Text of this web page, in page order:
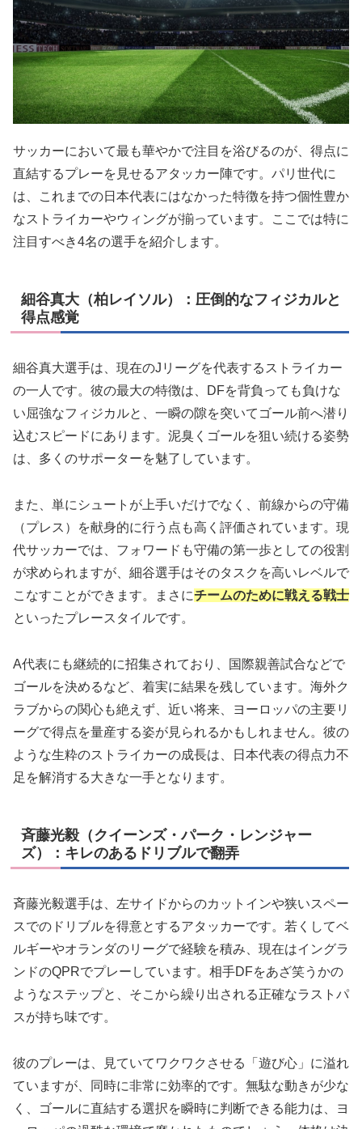
サッカーにおいて最も華やかで注目を浴びるのが、得点に
直結するプレーを見せるアタッカー陣です。パリ世代に
は、これまでの日本代表にはなかった特徴を持つ個性豊か
なストライカーやウィングが揃っています。ここでは特に
注目すべき4名の選手を紹介します。
細谷真大（柏レイソル）：圧倒的なフィジカルと
得点感覚
細谷真大選手は、現在のJリーグを代表するストライカー
の一人です。彼の最大の特徴は、DFを背負っても負けな
い屈強なフィジカルと、一瞬の隙を突いてゴール前へ潜り
込むスピードにあります。泥臭くゴールを狙い続ける姿勢
は、多くのサポーターを魅了しています。
また、単にシュートが上手いだけでなく、前線からの守備
（プレス）を献身的に行う点も高く評価されています。現
代サッカーでは、フォワードも守備の第一歩としての役割
が求められますが、細谷選手はそのタスクを高いレベルで
こなすことができます。まさにチームのために戦える戦士
といったプレースタイルです。
A代表にも継続的に招集されており、国際親善試合などで
ゴールを決めるなど、着実に結果を残しています。海外ク
ラブからの関心も絶えず、近い将来、ヨーロッパの主要リ
ーグで得点を量産する姿が見られるかもしれません。彼の
ような生粋のストライカーの成長は、日本代表の得点力不
足を解消する大きな一手となります。
斉藤光毅（クイーンズ・パーク・レンジャー
ズ）：キレのあるドリブルで翻弄
斉藤光毅選手は、左サイドからのカットインや狭いスペー
スでのドリブルを得意とするアタッカーです。若くしてベ
ルギーやオランダのリーグで経験を積み、現在はイングラ
ンドのQPRでプレーしています。相手DFをあざ笑うかの
ようなステップと、そこから繰り出される正確なラストパ
スが持ち味です。
彼のプレーは、見ていてワクワクさせる「遊び心」に溢れ
ていますが、同時に非常に効率的です。無駄な動きが少な
く、ゴールに直結する選択を瞬時に判断できる能力は、ヨ